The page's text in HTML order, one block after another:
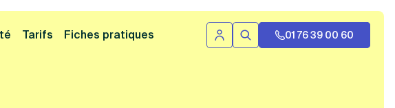
Fermer la bannière
Tarifs Fiches pratiques Se connecter
Rechercher01 76 39 00 60